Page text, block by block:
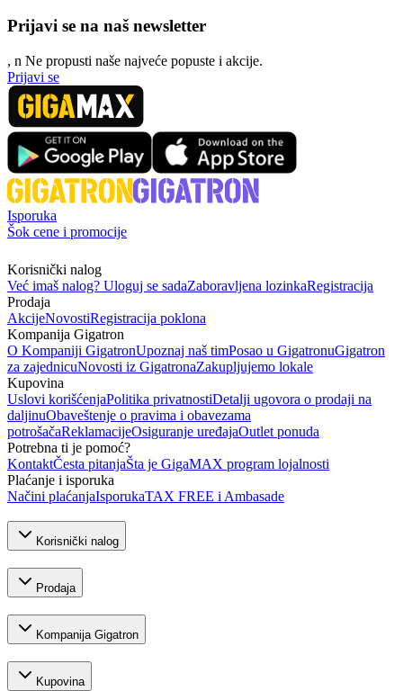
Prijavi se na naš newsletter
, n Ne propusti naše najveće popuste i akcije.
Prijavi se
Isporuka
Šok cene i promocije
Korisnički nalog
Već imaš nalog? Uloguj se sadaZaboravljena lozinkaRegistracija
Prodaja
AkcijeNovostiRegistracija poklona
Kompanija Gigatron
O Kompaniji GigatronUpoznaj naš timPosao u GigatronuGigatron
za zajednicuNovosti iz GigatronaZakupljujemo lokale
Kupovina
Uslovi korišćenjaPolitika privatnostiDetalji ugovora o prodaji na
daljinuObaveštenje o pravima i obavezama
potrošačaReklamacijeOsiguranje uređajaOutlet ponuda
Potrebna ti je pomoć?
KontaktČesta pitanjaŠta je GigaMAX program lojalnosti
Plaćanje i isporuka
Načini plaćanjaIsporukaTAX FREE i Ambasade
Korisnički nalog
Prodaja
Kompanija Gigatron
Kupovina